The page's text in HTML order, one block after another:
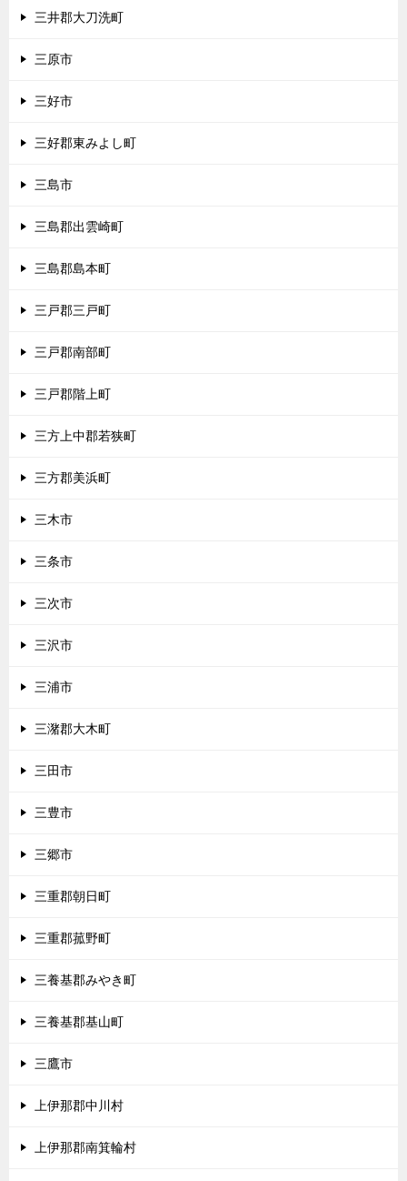
三井郡大刀洗町
三原市
三好市
三好郡東みよし町
三島市
三島郡出雲崎町
三島郡島本町
三戸郡三戸町
三戸郡南部町
三戸郡階上町
三方上中郡若狭町
三方郡美浜町
三木市
三条市
三次市
三沢市
三浦市
三潴郡大木町
三田市
三豊市
三郷市
三重郡朝日町
三重郡菰野町
三養基郡みやき町
三養基郡基山町
三鷹市
上伊那郡中川村
上伊那郡南箕輪村